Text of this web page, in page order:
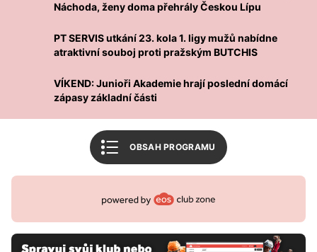
Náchoda, ženy doma přehrály Českou Lípu
PT SERVIS utkání 23. kola 1. ligy mužů nabídne
atraktivní souboj proti pražským BUTCHIS
VÍKEND: Junioři Akademie hrají poslední domácí
zápasy základní části
OBSAH PROGRAMU
FBŠ SLAVIA Plzeň
Český florbal